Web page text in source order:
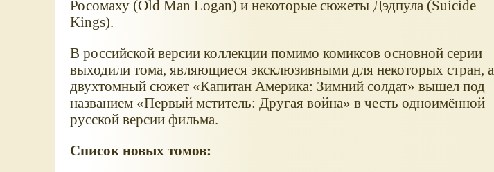
Росомаху (Old Man Logan) и некоторые сюжеты Дэдпула (Suicide
Kings).
В российской версии коллекции помимо комиксов основной серии
выходили тома, являющиеся эксклюзивными для некоторых стран, а
двухтомный сюжет «Капитан Америка: Зимний солдат» вышел под
названием «Первый мститель: Другая война» в честь одноимённой
русской версии фильма.
Список новых томов: